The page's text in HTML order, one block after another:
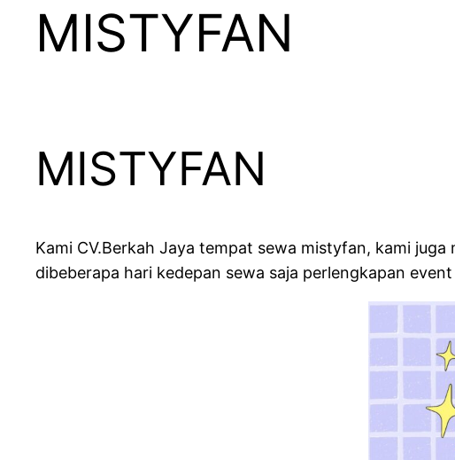
MISTYFAN
MISTYFAN
Kami CV.Berkah Jaya tempat sewa mistyfan, kami
dibeberapa hari kedepan sewa saja perlengkapan